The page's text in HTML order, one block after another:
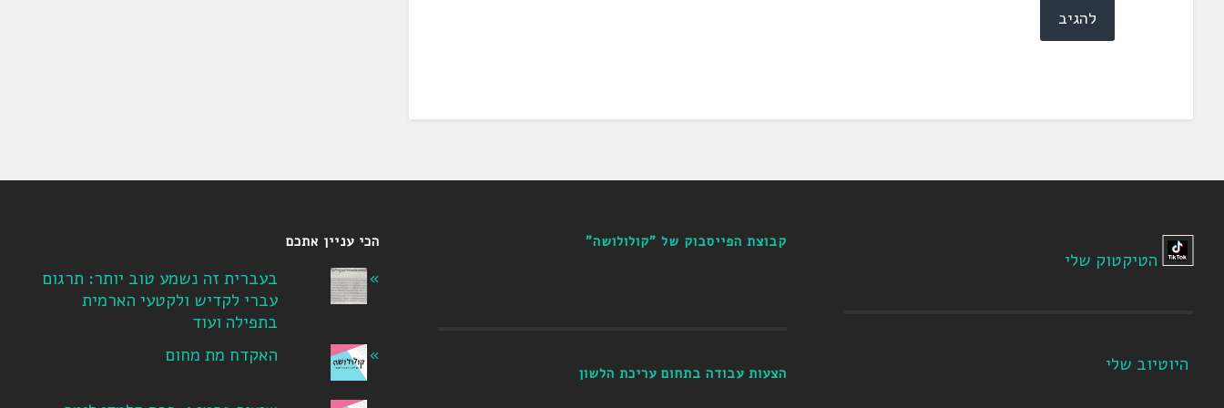
הטיקטוק שלי
היוטיוב שלי
קבוצת הפייסבוק של "קולולושה"
הצעות עבודה בתחום עריכת הלשון
הכי עניין אתכם
בעברית זה נשמע טוב יותר: תרגום
עברי לקדיש ולקטעי הארמית
בתפילה ועוד
האקדח מת מחום